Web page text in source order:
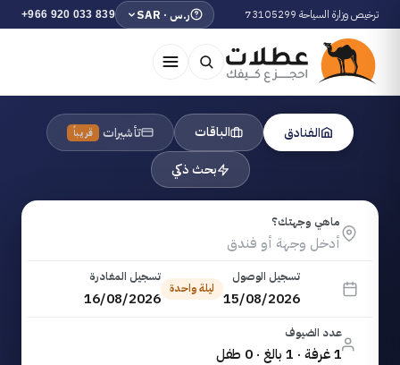
ترخيص وزارة السياحة 73105299 ر.س · SAR +966 920 033 839
الفنادق الباقات تأشيرات قريباً
بحث ذكي
ماهي وجهتك؟
تسجيل الوصول
15/08/2026
ليلة واحدة
تسجيل المغادرة
16/08/2026
عدد الضيوف
1 غرفة · 1 بالغ · 0 طفل